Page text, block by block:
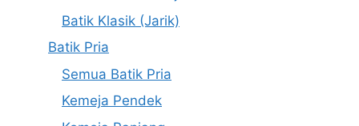
Batik Klasik (Jarik)
Batik Pria
Semua Batik Pria
Kemeja Pendek